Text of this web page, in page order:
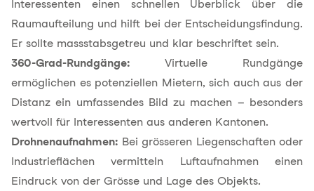
Interessenten einen schnellen Überblick über die
Raumaufteilung und hilft bei der Entscheidungsfindung.
Er sollte massstabsgetreu und klar beschriftet sein.
360-Grad-Rundgänge: Virtuelle Rundgänge
ermöglichen es potenziellen Mietern, sich auch aus der
Distanz ein umfassendes Bild zu machen – besonders
wertvoll für Interessenten aus anderen Kantonen.
Drohnenaufnahmen: Bei grösseren Liegenschaften oder
Industrieflächen vermitteln Luftaufnahmen einen
Eindruck von der Grösse und Lage des Objekts.